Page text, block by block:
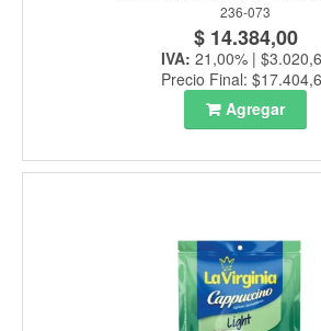
236-073
$ 14.384,00
IVA: 21,00% |
Precio Final:
Agregar